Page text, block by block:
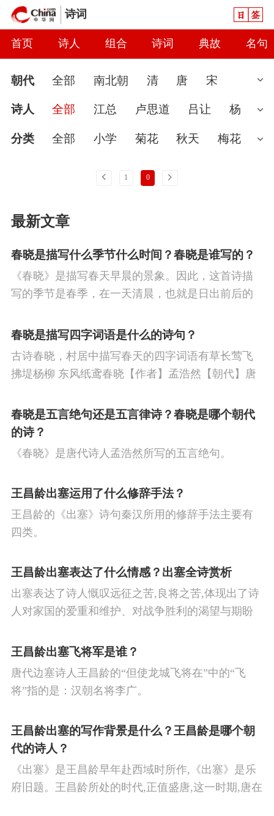
诗词
首页 诗人 组合 诗词 典故 名句
朝代 全部 南北朝 清 唐 宋
汉 现代 元 先秦 魏晋 隋 近
代 秦 当代 明 辽 金 五代
诗人 全部 江总 卢思道 吕让 杨
广 陈子良 孔绍安 隋无名氏 明余
王胄
分类 全部 小学 菊花 秋天 梅花
怀古
理 豪放
讽刺 思念 闺怨 友情 月亮 重阳
节 人生 寒食节 悼亡 赞美 高中
独 思乡 夏天 爱情 元宵节
战争 风 寓理 劳动 励志 马 边
酬 羁旅
1 0
下一页
最新文章
春晓是描写什么季节什么时间？春晓是谁写的？
《春晓》是描写春天早晨的景象。因此，这首诗描
写的季节是春季，在一天清晨，也就是日出前后的
春晓是描写四字词语是什么的诗句？
古诗春晓，村居中描写春天的四字词语有草长莺飞
拂堤杨柳 东风纸鸢春晓【作者】孟浩然【朝代】唐
少。译文春日里贪睡不知不觉天已破晓，搅乱我酣
眠的是那啁啾的小鸟。
春晓是五言绝句还是五言律诗？春晓是哪个朝代
的诗？
《春晓》是唐代诗人孟浩然所写的五言绝句。
王昌龄出塞运用了什么修辞手法？
王昌龄的《出塞》诗句秦汉所用的修辞手法主要有
四类。
王昌龄出塞表达了什么情感？出塞全诗赏析
出塞表达了诗人慨叹远征之苦,良将之苦,体现出了诗
人对家国的爱重和维护、对战争胜利的渴望与期盼
日平息边塞战争,使国家得到安宁,让人民过上安定生
王昌龄出塞飞将军是谁？
唐代边塞诗人王昌龄的“但使龙城飞将在”中的“飞
将”指的是：汉朝名将李广。
王昌龄出塞的写作背景是什么？王昌龄是哪个朝
代的诗人？
《出塞》是王昌龄早年赴西域时所作,《出塞》是乐
府旧题。王昌龄所处的时代,正值盛唐,这一时期,唐在